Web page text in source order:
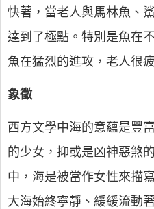
快著，當老人與馬林魚、
達到了極點。特別是魚在
魚在猛烈的進攻，老人很
象徵
西方文學中海的意蘊是豐
的少女，抑或是凶神惡煞
中，海是被當作女性來描
大海始終寧靜、緩緩流動